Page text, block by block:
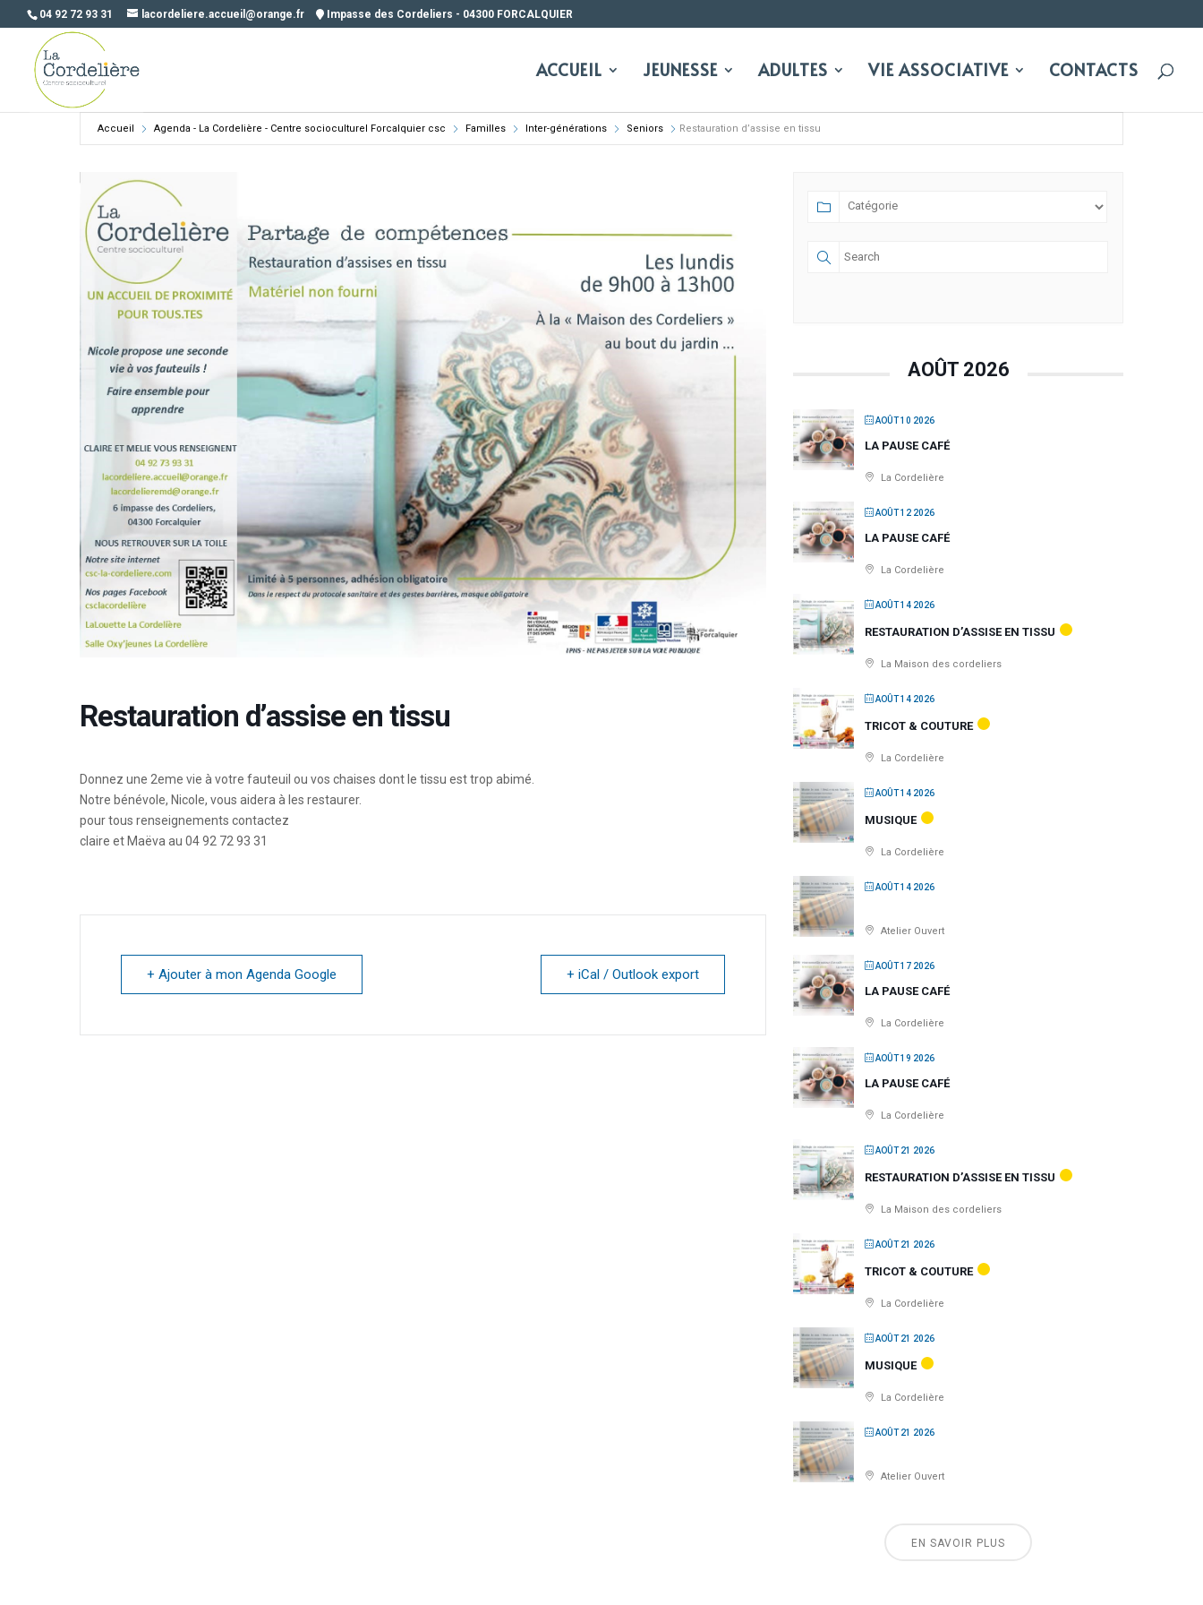
04 92 72 93 31 lacordeliere.accueil@orange.fr Impasse des Cordeliers - 04300 FORCALQUIER
ACCUEIL JEUNESSE ADULTES VIE ASSOCIATIVE CONTACTS
Accueil Agenda - La Cordelière - Centre socioculturel Forcalquier csc Familles Inter-générations Seniors Restauration d’assise en tissu
Restauration d’assise en tissu
Donnez une 2eme vie à votre fauteuil ou vos chaises dont le tissu est trop abimé.
Notre bénévole, Nicole, vous aidera à les restaurer.
pour tous renseignements contactez
claire et Maëva au 04 92 72 93 31
+ Ajouter à mon Agenda Google + iCal / Outlook export
AOÛT 2026
AOÛT 10 2026
LA PAUSE CAFÉ
La Cordelière
AOÛT 12 2026
LA PAUSE CAFÉ
La Cordelière
AOÛT 14 2026
RESTAURATION D’ASSISE EN TISSU
La Maison des cordeliers
AOÛT 14 2026
TRICOT & COUTURE
La Cordelière
AOÛT 14 2026
MUSIQUE
La Cordelière
AOÛT 14 2026
Atelier Ouvert
AOÛT 17 2026
LA PAUSE CAFÉ
La Cordelière
AOÛT 19 2026
LA PAUSE CAFÉ
La Cordelière
AOÛT 21 2026
RESTAURATION D’ASSISE EN TISSU
La Maison des cordeliers
AOÛT 21 2026
TRICOT & COUTURE
La Cordelière
AOÛT 21 2026
MUSIQUE
La Cordelière
AOÛT 21 2026
Atelier Ouvert
EN SAVOIR PLUS